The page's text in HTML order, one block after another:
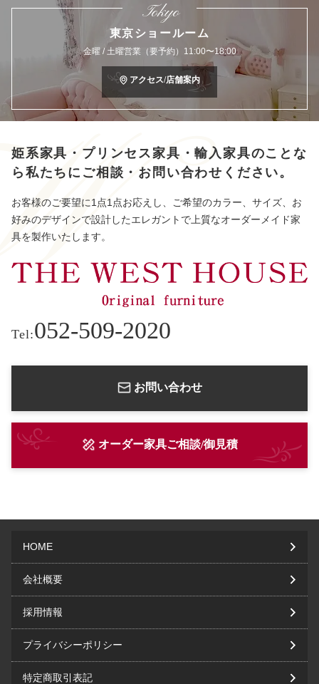
Tokyo
東京ショールーム
金曜 / 土曜営業（要予約）11:00〜18:00
アクセス/店舗案内
姫系家具・プリンセス家具・輸入家具のことな
ら 私たちにご相談・お問い合わせください。
お客様のご要望に1点1点お応えし、ご希望のカラー、サイズ、お
好みのデザインで設計したエレガントで上質なオーダーメイド家
具を製作いたします。
Tel:052-509-2020
お問い合わせ
オーダー家具ご相談/御見積
HOME
会社概要
採用情報
プライバシーポリシー
特定商取引表記